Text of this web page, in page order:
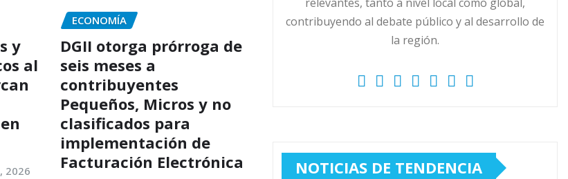
y
al
2026
ECONOMÍA
DGII otorga prórroga de
seis meses a
contribuyentes
Pequeños, Micros y no
clasificados para
implementación de
Facturación Electrónica
contribuyendo al debate público y al desarrollo de
la región.
NOTICIAS DE TENDENCIA